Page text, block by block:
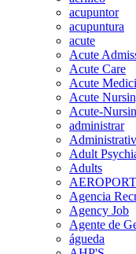
acupuntor
acupuntura
acute
Acute
Acute Care
Acute
Acute
Acute-
administrar
Adult
Adults
Agencia
Agency Job
Agente de
águeda